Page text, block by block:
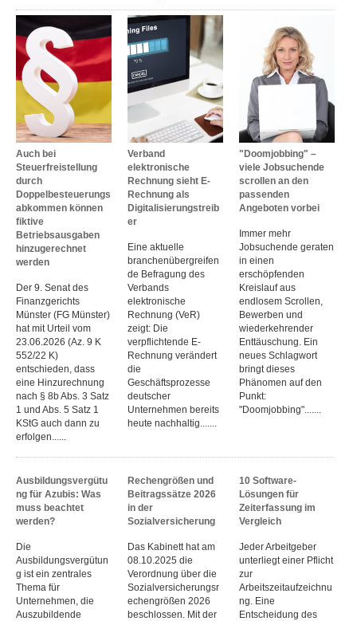
Auch bei
Steuerfreistellung
durch
Doppelbesteuerungs
abkommen können
fiktive
Betriebsausgaben
hinzugerechnet
werden
Der 9. Senat des
Finanzgerichts
Münster (FG Münster)
hat mit Urteil vom
23.06.2026 (Az. 9 K
552/22 K)
entschieden, dass
eine Hinzurechnung
nach § 8b Abs. 3 Satz
1 und Abs. 5 Satz 1
KStG auch dann zu
erfolgen......
Verband
elektronische
Rechnung sieht E-
Rechnung als
Digitalisierungstreib
er
Eine aktuelle
branchenübergreifen
de Befragung des
Verbands
elektronische
Rechnung (VeR)
zeigt: Die
verpflichtende E-
Rechnung verändert
die
Geschäftsprozesse
deutscher
Unternehmen bereits
heute nachhaltig.......
"Doomjobbing" –
viele Jobsuchende
scrollen an den
passenden
Angeboten vorbei
Immer mehr
Jobsuchende geraten
in einen
erschöpfenden
Kreislauf aus
endlosem Scrollen,
Bewerben und
wiederkehrender
Enttäuschung. Ein
neues Schlagwort
bringt dieses
Phänomen auf den
Punkt:
"Doomjobbing".......
Ausbildungsvergütu
ng für Azubis: Was
muss beachtet
werden?
Die
Ausbildungsvergütun
g ist ein zentrales
Thema für
Unternehmen, die
Auszubildende
Rechengrößen und
Beitragssätze 2026
in der
Sozialversicherung
Das Kabinett hat am
08.10.2025 die
Verordnung über die
Sozialversicherungsr
echengrößen 2026
beschlossen. Mit der
10 Software-
Lösungen für
Zeiterfassung im
Vergleich
Jeder Arbeitgeber
unterliegt einer Pflicht
zur
Arbeitszeitaufzeichnu
ng. Eine
Entscheidung des